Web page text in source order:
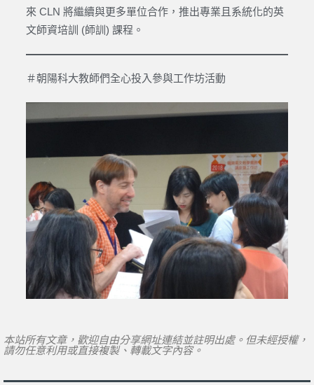
來 CLN 將繼續與更多單位合作，推出專業且系統化的英
文師資培訓 (師訓) 課程。
＃朝陽科大教師們全心投入參與工作坊活動
本站所有文章，歡迎自由分享網址連結並註明出處。但未經授權，
請勿任意利用或直接複製、轉載文字內容。